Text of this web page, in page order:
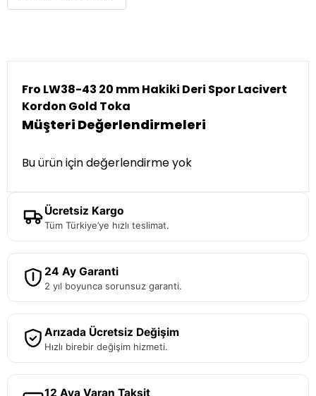
Fro LW38-43 20 mm Hakiki Deri Spor Lacivert
Kordon Gold Toka
Müşteri Değerlendirmeleri
Bu ürün için değerlendirme yok
Ücretsiz Kargo
Tüm Türkiye’ye hızlı teslimat.
24 Ay Garanti
2 yıl boyunca sorunsuz garanti.
Arızada Ücretsiz Değişim
Hızlı birebir değişim hizmeti.
12 Aya Varan Taksit